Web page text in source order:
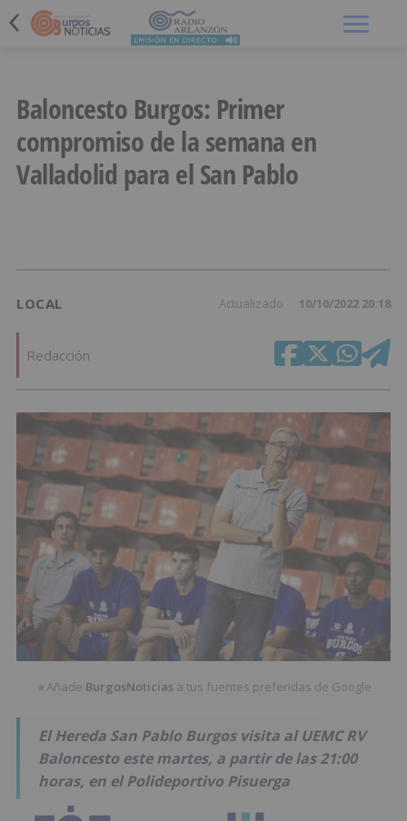
Baloncesto Burgos: Primer
compromiso de la semana en
Valladolid para el San Pablo
LOCAL Actualizado 10/10/2022 20:18
Redacción
★Añade BurgosNoticias a tus fuentes preferidas de Google
El Hereda San Pablo Burgos visita al UEMC RV
Baloncesto este martes, a partir de las 21:00
horas, en el Polideportivo Pisuerga